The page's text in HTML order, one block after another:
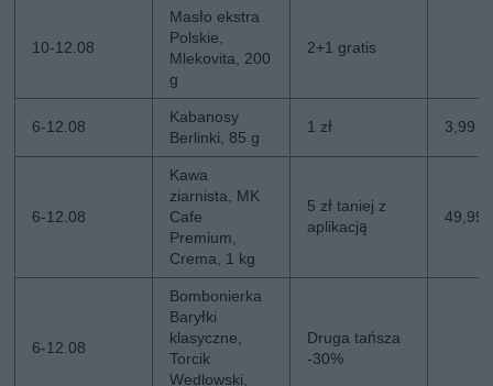
10-12.08
Masło ekstra
Polskie,
Mlekovita, 200
g
2+1 gratis
6-12.08
Kabanosy
Berlinki, 85 g
1 zł 3,99
6-12.08
Kawa
ziarnista, MK
Cafe
Premium,
Crema, 1 kg
5 zł taniej z
aplikacją
49,99
6-12.08
Bombonierka
Baryłki
klasyczne,
Torcik
Wedlowski,
Druga tańsza
-30%